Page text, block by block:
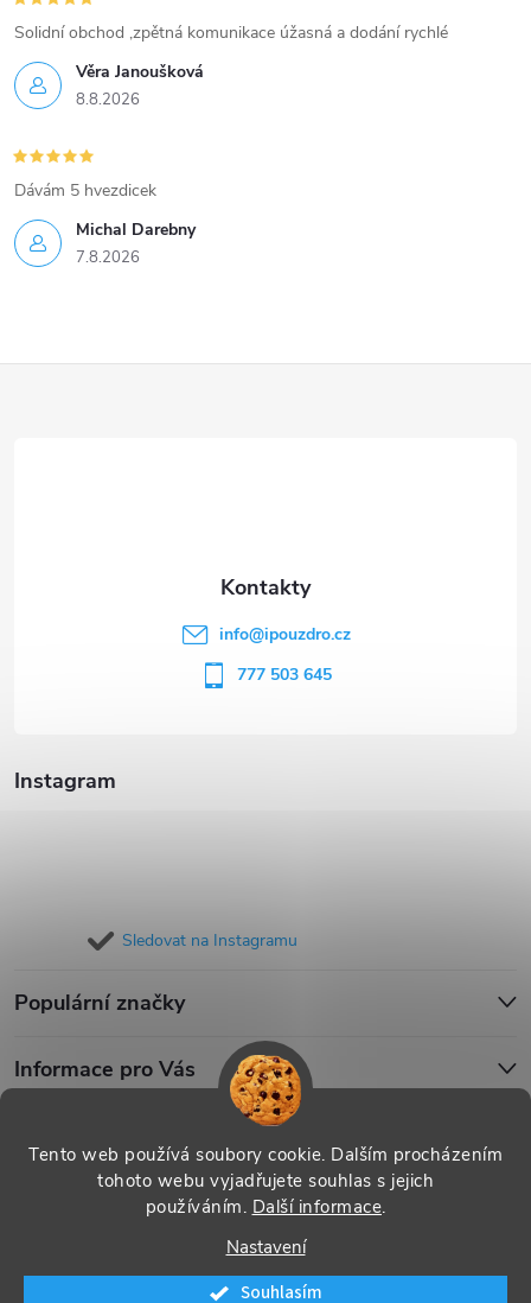
Tento web používá soubory cookie. Dalším procházením
tohoto webu vyjadřujete souhlas s jejich
používáním. Další informace.
Nastavení
Souhlasím
Věra Janoušková
8.8.2026
Solidní obchod ,zpětná komunikace úžasná a dodání rychlé
Michal Darebny
7.8.2026
Dávám 5 hvezdicek
Instagram
Sledovat na Instagramu
Populární značky
Informace pro Vás
info@ipouzdro.cz
777 503 645
Vytvořil Shoptet
Copyright 2026 . Všechna práva vyhrazena.
nastavení cookies